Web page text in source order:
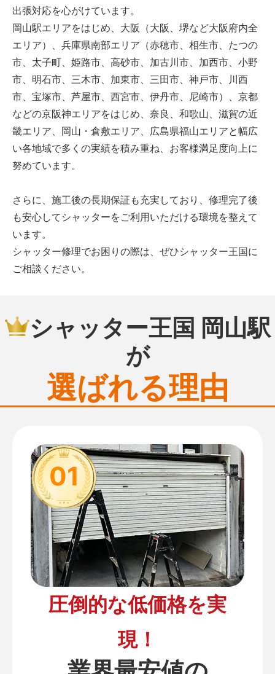
出張対応を心がけています。
岡山駅エリアをはじめ、大阪（大阪、堺など大阪府内全
エリア）、兵庫県南部エリア（赤穂市、相生市、たつの
市、太子町、姫路市、高砂市、加古川市、加西市、小野
市、明石市、三木市、加東市、三田市、神戸市、川西
市、宝塚市、芦屋市、西宮市、伊丹市、尼崎市）、京都
などの京阪神エリアをはじめ、奈良、和歌山、滋賀の近
畿エリア、岡山・倉敷エリア、広島県福山エリアと幅広
い各地域で多くの実績を積み重ね、お客様満足度向上に
努めています。
さらに、施工後の長期保証も充実しており、修理完了後
も安心してシャッターをご利用いただける環境を整えて
います。
シャッター修理でお困りの際は、ぜひシャッター王国に
ご相談ください。
シャッター王国 岡山駅
が
選ばれる理由
01
圧倒的な低価格を実
現！